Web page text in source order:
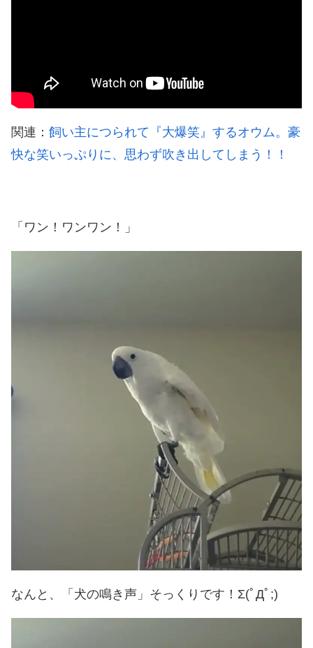
関連： 飼い主につられて『大爆笑』するオウム。豪
快な笑いっぷりに、思わず吹き出してしまう！！
「ワン！ワンワン！」
なんと、「犬の鳴き声」そっくりです！Σ(ﾟДﾟ;)